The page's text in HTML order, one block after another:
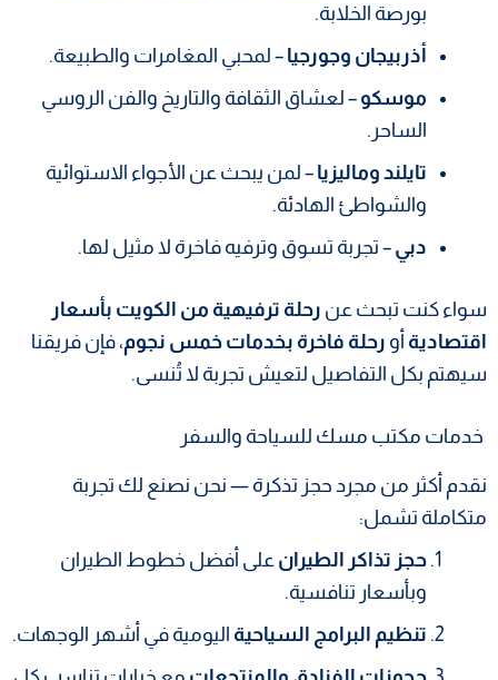
بورصة الخلابة.
أذربيجان وجورجيا – لمحبي المغامرات والطبيعة.
موسكو – لعشاق الثقافة والتاريخ والفن الروسي
الساحر.
تايلند وماليزيا – لمن يبحث عن الأجواء الاستوائية
والشواطئ الهادئة.
دبي – تجربة تسوق وترفيه فاخرة لا مثيل لها.
سواء كنت تبحث عن رحلة ترفيهية من الكويت بأسعار
اقتصادية أو رحلة فاخرة بخدمات خمس نجوم، فإن فريقنا
سيهتم بكل التفاصيل لتعيش تجربة لا تُنسى.
خدمات مكتب مسك للسياحة والسفر
نقدم أكثر من مجرد حجز تذكرة — نحن نصنع لك تجربة
متكاملة تشمل:
حجز تذاكر الطيران على أفضل خطوط الطيران
وبأسعار تنافسية.
تنظيم البرامج السياحية اليومية في أشهر الوجهات.